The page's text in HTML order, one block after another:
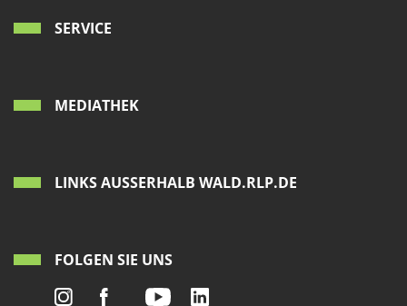
SERVICE
MEDIATHEK
LINKS AUSSERHALB WALD.RLP.DE
FOLGEN SIE UNS